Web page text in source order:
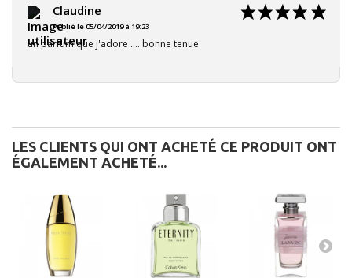
Claudine
Publié le 05/04/2019 à 19:23
un parfum que j'adore .... bonne tenue
LES CLIENTS QUI ONT ACHETÉ CE PRODUIT ONT
ÉGALEMENT ACHETÉ...